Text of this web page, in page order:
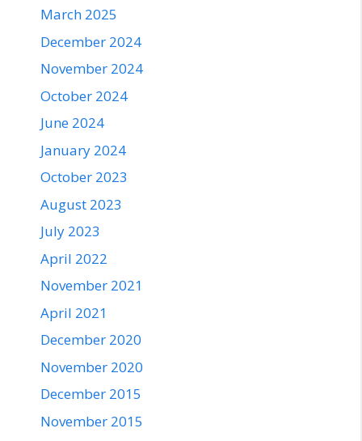
March 2025
December 2024
November 2024
October 2024
June 2024
January 2024
October 2023
August 2023
July 2023
April 2022
November 2021
April 2021
December 2020
November 2020
December 2015
November 2015